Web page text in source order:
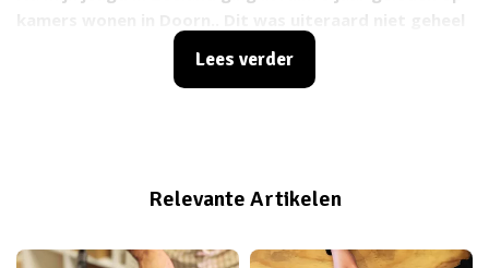
vrijwillig, maar omdat mijn opleiding daar was leek het
de meest logische keus. Achteraf was het super leuk,
steeds lichter wordt, is al dat uit eten gaan niet goed
nog genoeg oplossingen te vinden in Amsterdam. De
Lees verder
Relevante Artikelen